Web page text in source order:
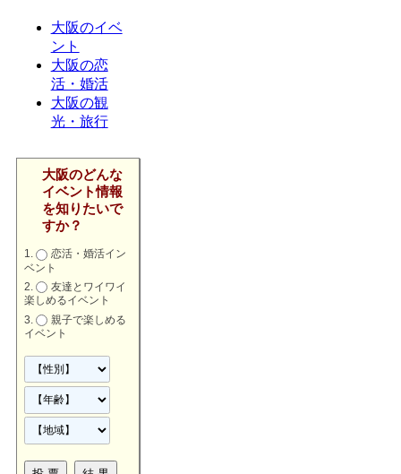
大阪のイベ
ント
大阪の恋
活・婚活
大阪の観
光・旅行
大阪のどんな
イベント情報
を知りたいで
すか？
恋活・婚活イン
ベント
友達とワイワイ
楽しめるイベント
親子で楽しめる
イベント